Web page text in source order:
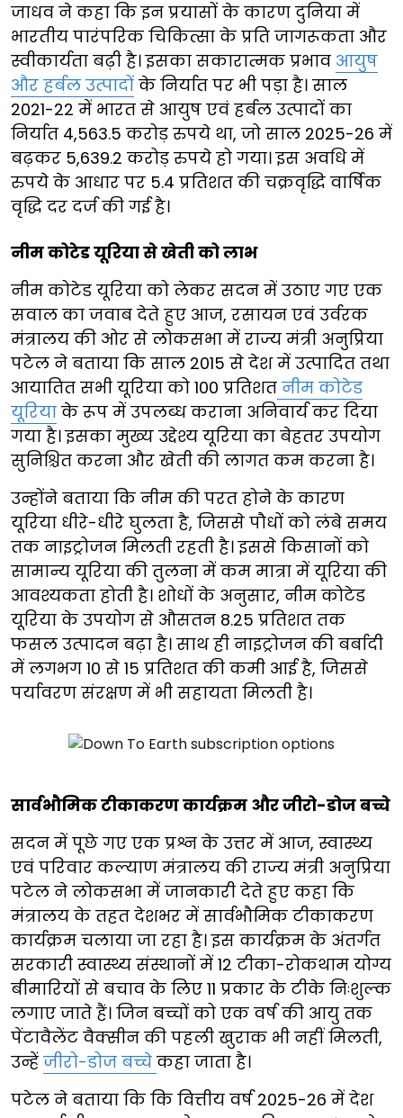
जाधव ने कहा कि इन प्रयासों के कारण दुनिया में
भारतीय पारंपरिक चिकित्सा के प्रति जागरूकता और
स्वीकार्यता बढ़ी है। इसका सकारात्मक प्रभाव आयुष
और हर्बल उत्पादों के निर्यात पर भी पड़ा है। साल
2021-22 में भारत से आयुष एवं हर्बल उत्पादों का
निर्यात 4,563.5 करोड़ रुपये था, जो साल 2025-26 में
बढ़कर 5,639.2 करोड़ रुपये हो गया। इस अवधि में
रुपये के आधार पर 5.4 प्रतिशत की चक्रवृद्धि वार्षिक
वृद्धि दर दर्ज की गई है।
नीम कोटेड यूरिया से खेती को लाभ
नीम कोटेड यूरिया को लेकर सदन में उठाए गए एक
सवाल का जवाब देते हुए आज, रसायन एवं उर्वरक
मंत्रालय की ओर से लोकसभा में राज्य मंत्री अनुप्रिया
पटेल ने बताया कि साल 2015 से देश में उत्पादित तथा
आयातित सभी यूरिया को 100 प्रतिशत नीम कोटेड
यूरिया के रूप में उपलब्ध कराना अनिवार्य कर दिया
गया है। इसका मुख्य उद्देश्य यूरिया का बेहतर उपयोग
सुनिश्चित करना और खेती की लागत कम करना है।
उन्होंने बताया कि नीम की परत होने के कारण
यूरिया धीरे-धीरे घुलता है, जिससे पौधों को लंबे समय
तक नाइट्रोजन मिलती रहती है। इससे किसानों को
सामान्य यूरिया की तुलना में कम मात्रा में यूरिया की
आवश्यकता होती है। शोधों के अनुसार, नीम कोटेड
यूरिया के उपयोग से औसतन 8.25 प्रतिशत तक
फसल उत्पादन बढ़ा है। साथ ही नाइट्रोजन की बर्बादी
में लगभग 10 से 15 प्रतिशत की कमी आई है, जिससे
पर्यावरण संरक्षण में भी सहायता मिलती है।
सार्वभौमिक टीकाकरण कार्यक्रम और जीरो-डोज बच्चे
सदन में पूछे गए एक प्रश्न के उत्तर में आज, स्वास्थ्य
एवं परिवार कल्याण मंत्रालय की राज्य मंत्री अनुप्रिया
पटेल ने लोकसभा में जानकारी देते हुए कहा कि
मंत्रालय के तहत देशभर में सार्वभौमिक टीकाकरण
कार्यक्रम चलाया जा रहा है। इस कार्यक्रम के अंतर्गत
सरकारी स्वास्थ्य संस्थानों में 12 टीका-रोकथाम योग्य
बीमारियों से बचाव के लिए 11 प्रकार के टीके निःशुल्क
लगाए जाते हैं। जिन बच्चों को एक वर्ष की आयु तक
पेंटावैलेंट वैक्सीन की पहली खुराक भी नहीं मिलती,
उन्हें जीरो-डोज बच्चे कहा जाता है।
पटेल ने बताया कि कि वित्तीय वर्ष 2025-26 में देश